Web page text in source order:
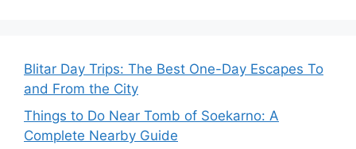
Blitar Day Trips: The Best One-Day Escapes To
and From the City
Things to Do Near Tomb of Soekarno: A
Complete Nearby Guide